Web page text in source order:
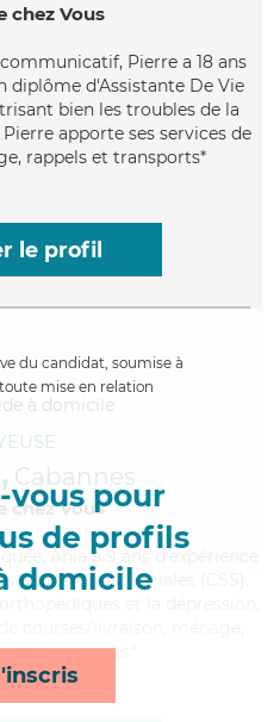
chez Vous
Pierre a 18 ans
diplôme d'Assistante De Vie
bien les troubles de la
apporte ses services de
rappels et transports*
le profil
du candidat, soumise à
mise en relation
vous pour
de profils
domicile
Cabannes
chez Vous
Ania a 9 ans d'expérience
Sanitaires et Sociales (CSS).
et activités*